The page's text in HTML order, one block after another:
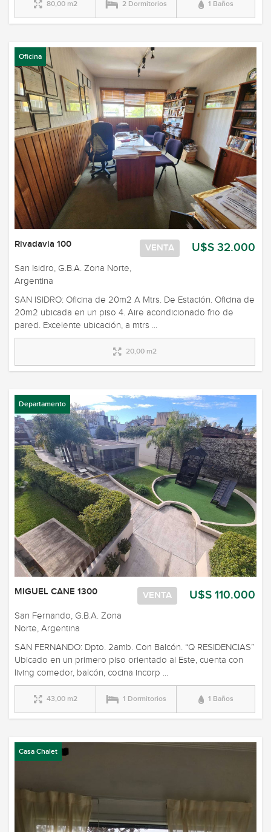
80,00 m2 2 Dormitorios 1 Baños
Oficina
U$S 32.000
VENTA
Rivadavia 100
San Isidro, G.B.A. Zona Norte,
Argentina
SAN ISIDRO: Oficina de 20m2 A Mtrs. De Estación. Oficina de
20m2 ubicada en un piso 4. Aire acondicionado frio de
pared. Excelente ubicación, a mtrs ...
20,00 m2
Departamento
U$S 110.000
VENTA
MIGUEL CANE 1300
San Fernando, G.B.A. Zona
Norte, Argentina
SAN FERNANDO: Dpto. 2amb. Con Balcón. “Q RESIDENCIAS”
Ubicado en un primero piso orientado al Este, cuenta con
living comedor, balcón, cocina incorp ...
43,00 m2 1 Dormitorios 1 Baños
Casa Chalet